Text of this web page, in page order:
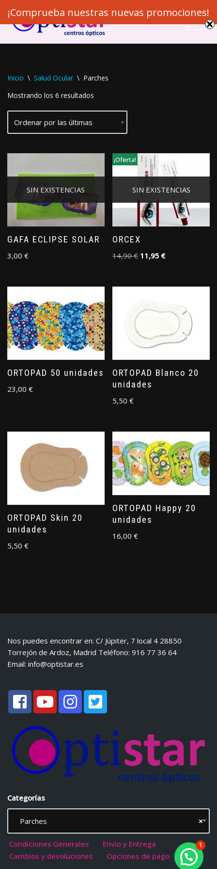
Saltar
Inicio \ Salud Ocular \ Parches
Mostrando los 6 resultados
SIN EXISTENCIAS
GAFA ECLIPSE SOLAR
3,00 €
SIN EXISTENCIAS
¡Oferta!
ORCEX
14,90€ 11,95€
ORTOPAD 50 unidades
23,00 €
ORTOPAD Blanco 20
unidades
5,50€
ORTOPAD Skin 20
unidades
5,50 €
ORTOPAD Happy 20
unidades
16,00€
Nos puedes encontrar en: C/ Júpiter, 7 local 4 28850
Torrejón de Ardoz, Madrid Teléfono: 916 77 36 64
Email: info@optistar.es
Categorías
×
Parches
Condiciones Generales
Envío y Entrega
Cambios y devoluciones
Opciones de pago
¡Comprueba nuestras nuevas promociones!
1